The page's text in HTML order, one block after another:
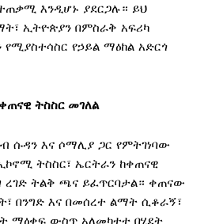
እንዲሆኑ ያደርጋሉ። ይህ
ኢትዮጵያን በምስራቅ አፍሪካ
የኃይል ማዕከል አድርጎ
ትስስር መገለል
ሱዳን እና ሶማሊያ ጋር የምትገነባው
ትስስር፣ ኤርትራን ከቀጠናዊ
ትልቅ ጫና ይፈጥርባታል። ቀጠናው
በንግድ እና በመሰረተ ልማት ሲቆራኝ፣
ማዕቀፍ ውስጥ አለመካተቷ በሂደት